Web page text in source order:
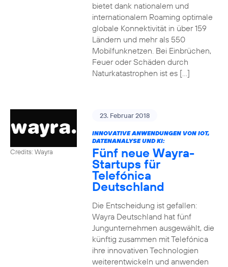
bietet dank nationalem und
internationalem Roaming optimale
globale Konnektivität in über 159
Ländern und mehr als 550
Mobilfunknetzen. Bei Einbrüchen,
Feuer oder Schäden durch
Naturkatastrophen ist es […]
Credits: Wayra
23. Februar 2018
INNOVATIVE ANWENDUNGEN VON IOT,
DATENANALYSE UND KI:
Fünf neue Wayra-
Startups für
Telefónica
Deutschland
Die Entscheidung ist gefallen:
Wayra Deutschland hat fünf
Jungunternehmen ausgewählt, die
künftig zusammen mit Telefónica
ihre innovativen Technologien
weiterentwickeln und anwenden